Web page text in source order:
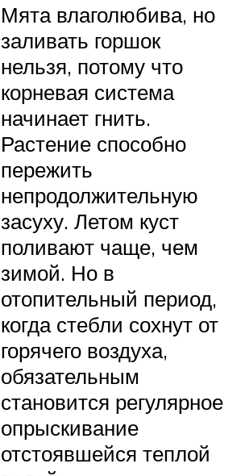
Мята влаголюбива, но
заливать горшок
нельзя, потому что
корневая система
начинает гнить.
Растение способно
пережить
непродолжительную
засуху. Летом куст
поливают чаще, чем
зимой. Но в
отопительный период,
когда стебли сохнут от
горячего воздуха,
обязательным
становится регулярное
опрыскивание
отстоявшейся теплой